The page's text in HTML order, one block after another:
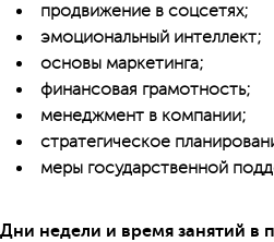
продвижение в соцсетях;
эмоциональный интеллект;
основы маркетинга;
финансовая грамотность;
менеджмент в компании;
стратегическое
меры государственной
Дни недели и время занятий в